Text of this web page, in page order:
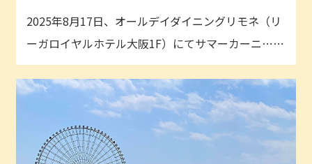
2025年8月17日、オールデイダイニングリモネ（リ
ーガロイヤルホテル大阪1F）にてサマーカーニ……